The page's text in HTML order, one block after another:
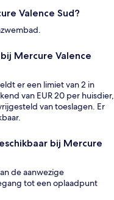
Valence Sud?
Mercure Valence
er een limiet van 2 in
van EUR 20 per huisdier,
van toeslagen. Er
bij Mercure
de aanwezige
tot een oplaadpunt